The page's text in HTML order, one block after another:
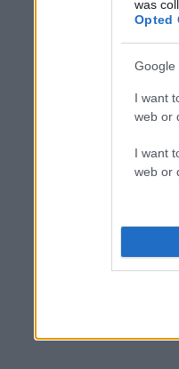
was
Opted
Google
I want
web or
I want
web or